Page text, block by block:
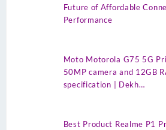
Future of Affordable
Performance
Moto Motorola G75 5G
50MP camera and 12GB
specification | Dekh…
Best Product Realme P1